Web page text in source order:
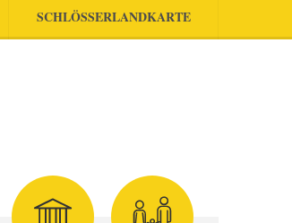
SCHLÖSSERLANDKARTE